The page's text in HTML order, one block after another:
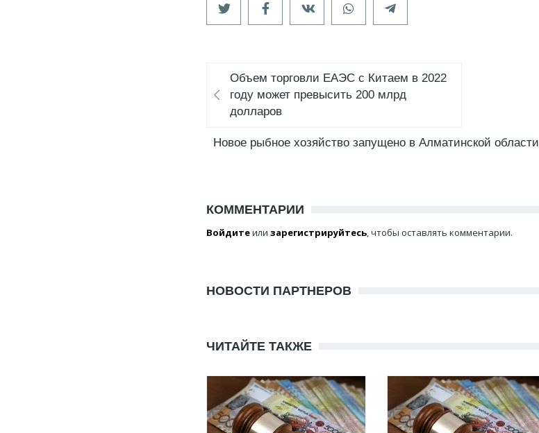
Объем торговли ЕАЭС с Китаем в 2022
году может превысить 200 млрд
долларов
Новое рыбное хозяйство запущено в Алматинской области
КОММЕНТАРИИ
Войдитеили зарегистрируйтесь, чтобы оставлять комментарии.
НОВОСТИ ПАРТНЕРОВ
ЧИТАЙТЕ ТАКЖЕ